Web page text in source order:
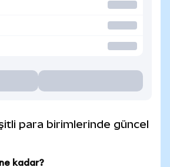
para birimlerinde güncel
kadar?